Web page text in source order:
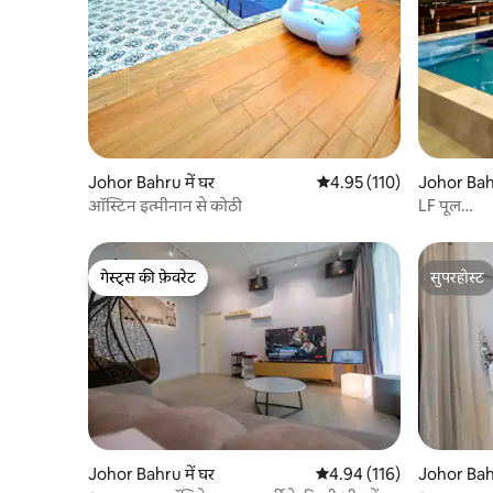
Johor Bahru में घर औसत रेटिंग 5 में से 4.95, 110
4.95 (110)
ऑस्टिन इत्मीनान से कोठी
Johor
LF पूल
चार्ज
गेस्ट्स की फ़ेवरेट
गेस्ट्स की फ़ेवरेट
Johor Bahru में घर औसत रेटिंग 5 में से 4.94, 116
4.94 (116)
सुपरहोस्ट
सुपरहोस्ट
Johor